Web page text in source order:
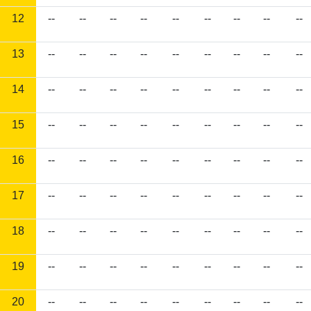
12 -- -- -- -- -- -- -- -- --
13 -- -- -- -- -- -- -- -- --
14 -- -- -- -- -- -- -- -- --
15 -- -- -- -- -- -- -- -- --
16 -- -- -- -- -- -- -- -- --
17 -- -- -- -- -- -- -- -- --
18 -- -- -- -- -- -- -- -- --
19 -- -- -- -- -- -- -- -- --
20 -- -- -- -- -- -- -- -- --